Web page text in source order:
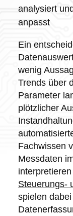
analysiert
anpasst
Ein
wenig
Trends über
Parameter
plötzlicher
Fachwissen
Messdaten
Steuerungs-
spielen